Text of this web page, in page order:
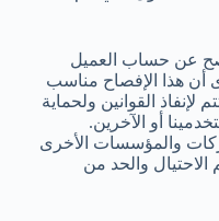
عن حساب العميل
أن هذا الإفصاح مناسب
لإنفاذ القوانين ولحماية
أو الآخرين.
والمؤسسات الأخرى
الاحتيال والحد من